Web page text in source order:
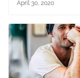
April 30, 2020